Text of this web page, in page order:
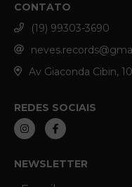
CONTATO
(19) 99303-3690
Av Giaconda Cibin,
REDES SOCIAIS
NEWSLETTER